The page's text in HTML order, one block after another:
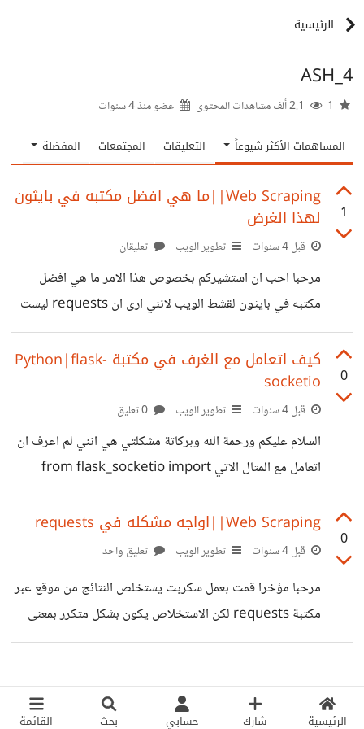
الرئيسية شارك حسابي بحث القائمة
الرئيسية
ASH_4
عضو منذ4 سنوات
المساهمات الأكثر شيوعاً التعليقات المجتمعات المفضلة
1
Web Scraping||ما هي افضل مكتبه في بايثون
لهذا الغرض
قبل 4 سنوات تطوير الويب تعليقان
مرحبا احب ان استشيركم بخصوص هذا الامر ما هي افضل
مكتبه في بايثون لقشط الويب لانني ارى ان requests ليست
مخصصه لهذا الامر بشكل ممتاز حيث انها تواجه مشاكل من
ناحيه رصدها من قبل الخادم ومشاكل في التخفي ايضا حيث ان
مطلبي فقط سحب html الخاص بالموقع
0
كيف اتعامل مع الغرف في مكتبة Python|flask-
socketio
قبل 4 سنوات تطوير الويب
السلام عليكم ورحمة الله وبركاتة مشكلتي هي انني لم اعرف ان
اتعامل مع المثال الاتي from flask_socketio import
join_room, leave_room @socketio.on('join') def
on_join(data): username = data['username']
room = data['room'] join_room(room)
to=room) @socketio.on('leave') def
on_leave(data): username = data['username']
room = data['room'] leave_room(room)
حيث انني لم اعرف متى استخدم join_room و lave_room
0
Web Scraping||اواجه مشكله في requests
قبل 4 سنوات تطوير الويب تعليق واحد
مرحبا مؤخرا قمت بعمل سكربت يستخلص النتائج من موقع عبر
مكتبة requests لكن الاستخلاص يكون بشكل متكرر بمعنى
انني وضعت السكربت في حلقه تكرار لا تنتهي فبعد عدة
requests.exceptions.ConnectionError:
HTTPSConnectionPool(host='itunes.apple.com',